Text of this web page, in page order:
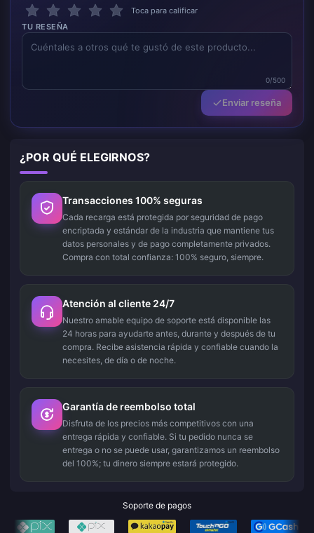
Toca para calificar
TU RESEÑA
0/500
Enviar reseña
¿POR QUÉ ELEGIRNOS?
Transacciones 100% seguras
Cada recarga está protegida por seguridad de pago
encriptada y estándar de la industria que mantiene tus
datos personales y de pago completamente privados.
Compra con total confianza: 100% seguro, siempre.
Atención al cliente 24/7
Nuestro amable equipo de soporte está disponible las
24 horas para ayudarte antes, durante y después de tu
compra. Recibe asistencia rápida y confiable cuando la
necesites, de día o de noche.
Garantía de reembolso total
Disfruta de los precios más competitivos con una
entrega rápida y confiable. Si tu pedido nunca se
entrega o no se puede usar, garantizamos un reembolso
del 100%; tu dinero siempre estará protegido.
Soporte de pagos